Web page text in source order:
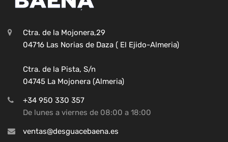
Ctra. de la Mojonera,29
04716 Las Norias de Daza ( El Ejido-Almeria)
Ctra. de la Pista, S/n
04745 La Mojonera (Almeria)
+34 950 330 357
De lunes a viernes de 08:00 a 18:00
ventas@desguacebaena.es